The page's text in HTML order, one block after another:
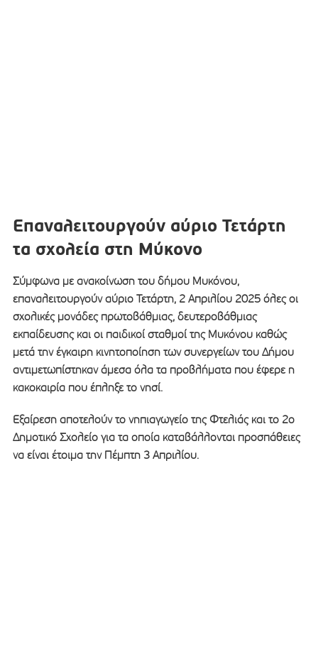
Επαναλειτουργούν αύριο Τετάρτη
τα σχολεία στη Μύκονο
Σύμφωνα με ανακοίνωση του δήμου Μυκόνου,
επαναλειτουργούν αύριο Τετάρτη, 2 Απριλίου 2025 όλες οι
σχολικές μονάδες πρωτοβάθμιας, δευτεροβάθμιας
εκπαίδευσης και οι παιδικοί σταθμοί της Μυκόνου καθώς
μετά την έγκαιρη κινητοποίηση των συνεργείων του Δήμου
αντιμετωπίστηκαν άμεσα όλα τα προβλήματα που έφερε η
κακοκαιρία που έπληξε το νησί.
Εξαίρεση αποτελούν το νηπιαγωγείο της Φτελιάς και το 2ο
Δημοτικό Σχολείο για τα οποία καταβάλλονται προσπάθειες
να είναι έτοιμα την Πέμπτη 3 Απριλίου.